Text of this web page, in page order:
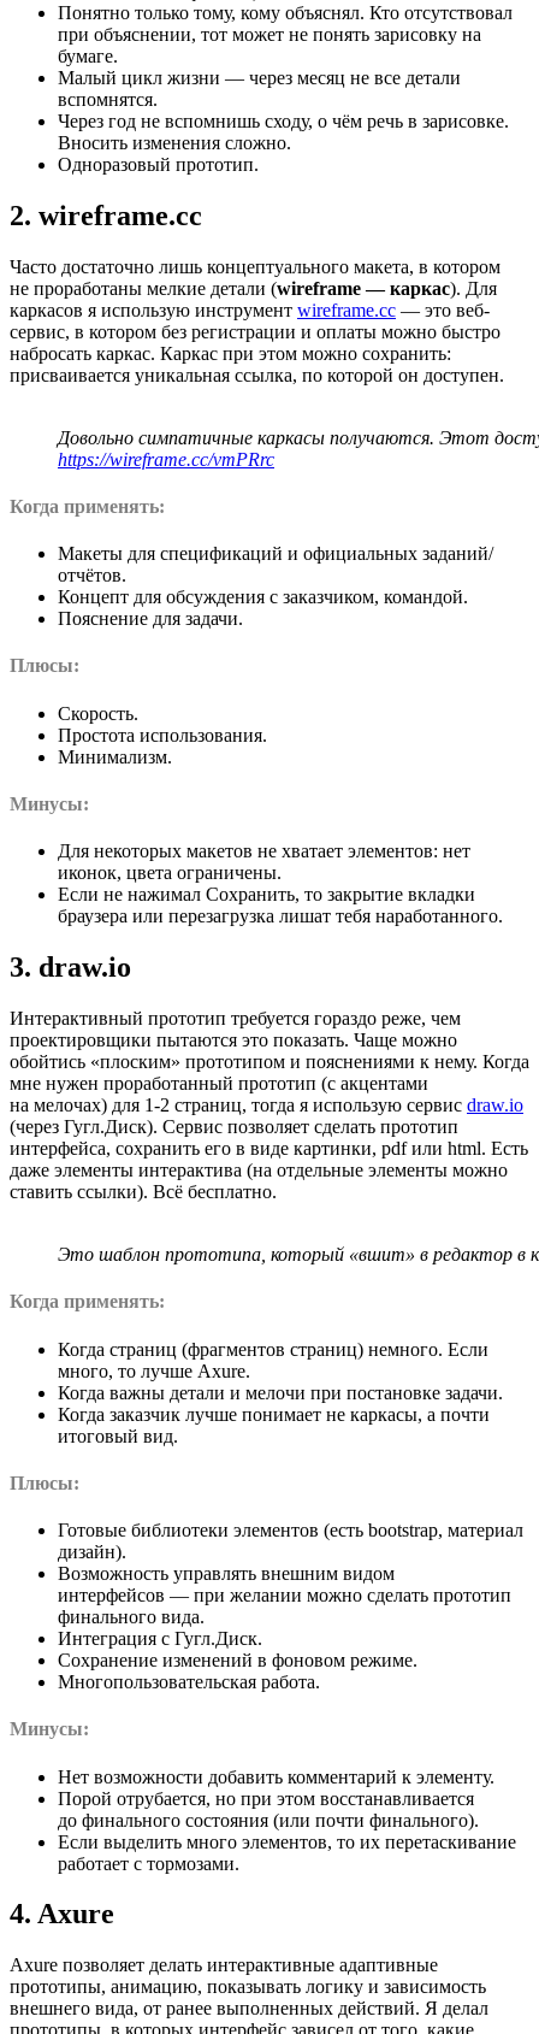
Понятно только тому, кому объяснял. Кто отсутствовал
при объяснении, тот может не понять зарисовку на
бумаге.
Малый цикл жизни — через месяц не все детали
вспомнятся.
Через год не вспомнишь сходу, о чём речь в зарисовке.
Вносить изменения сложно.
Одноразовый прототип.
2. wireframe.cc
Часто достаточно лишь концептуального макета, в котором
не проработаны мелкие детали (wireframe — каркас). Для
каркасов я использую инструмент wireframe.сс — это веб-
сервис, в котором без регистрации и оплаты можно быстро
набросать каркас. Каркас при этом можно сохранить:
присваивается уникальная ссылка, по которой он доступен.
Довольно симпатичные каркасы получаются. Этот
https://wireframe.cc/vmPRrc
Когда применять:
Макеты для спецификаций и официальных заданий/
отчётов.
Концепт для обсуждения с заказчиком, командой.
Пояснение для задачи.
Плюсы:
Скорость.
Простота использования.
Минимализм.
Минусы:
Для некоторых макетов не хватает элементов: нет
иконок, цвета ограничены.
Если не нажимал Сохранить, то закрытие вкладки
браузера или перезагрузка лишат тебя наработанного.
3. draw.io
Интерактивный прототип требуется гораздо реже, чем
проектировщики пытаются это показать. Чаще можно
обойтись «плоским» прототипом и пояснениями к нему. Когда
мне нужен проработанный прототип (с акцентами
на мелочах) для 1-2 страниц, тогда я использую сервис draw.io
(через Гугл.Диск). Сервис позволяет сделать прототип
интерфейса, сохранить его в виде картинки, pdf или html. Есть
даже элементы интерактива (на отдельные элементы можно
ставить ссылки). Всё бесплатно.
Это шаблон прототипа, который «вшит» в редактор в
Когда применять:
Когда страниц (фрагментов страниц) немного. Если
много, то лучше Axure.
Когда важны детали и мелочи при постановке задачи.
Когда заказчик лучше понимает не каркасы, а почти
итоговый вид.
Плюсы:
Готовые библиотеки элементов (есть bootstrap, материал
дизайн).
Возможность управлять внешним видом
интерфейсов — при желании можно сделать прототип
финального вида.
Интеграция с Гугл.Диск.
Сохранение изменений в фоновом режиме.
Многопользовательская работа.
Минусы:
Нет возможности добавить комментарий к элементу.
Порой отрубается, но при этом восстанавливается
до финального состояния (или почти финального).
Если выделить много элементов, то их перетаскивание
работает с тормозами.
4. Axure
Axure позволяет делать интерактивные адаптивные
прототипы, анимацию, показывать логику и зависимость
внешнего вида, от ранее выполненных действий. Я делал